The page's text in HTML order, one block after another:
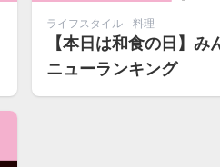
ライフスタイル 料理
【本日は和食の日】み
ニューランキング